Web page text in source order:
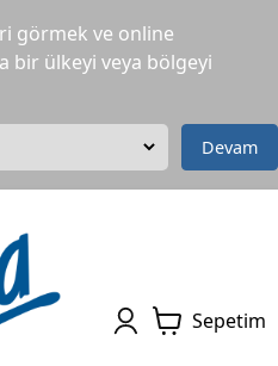
görmek ve online
bir ülkeyi veya bölgeyi
Devam
Sepetim